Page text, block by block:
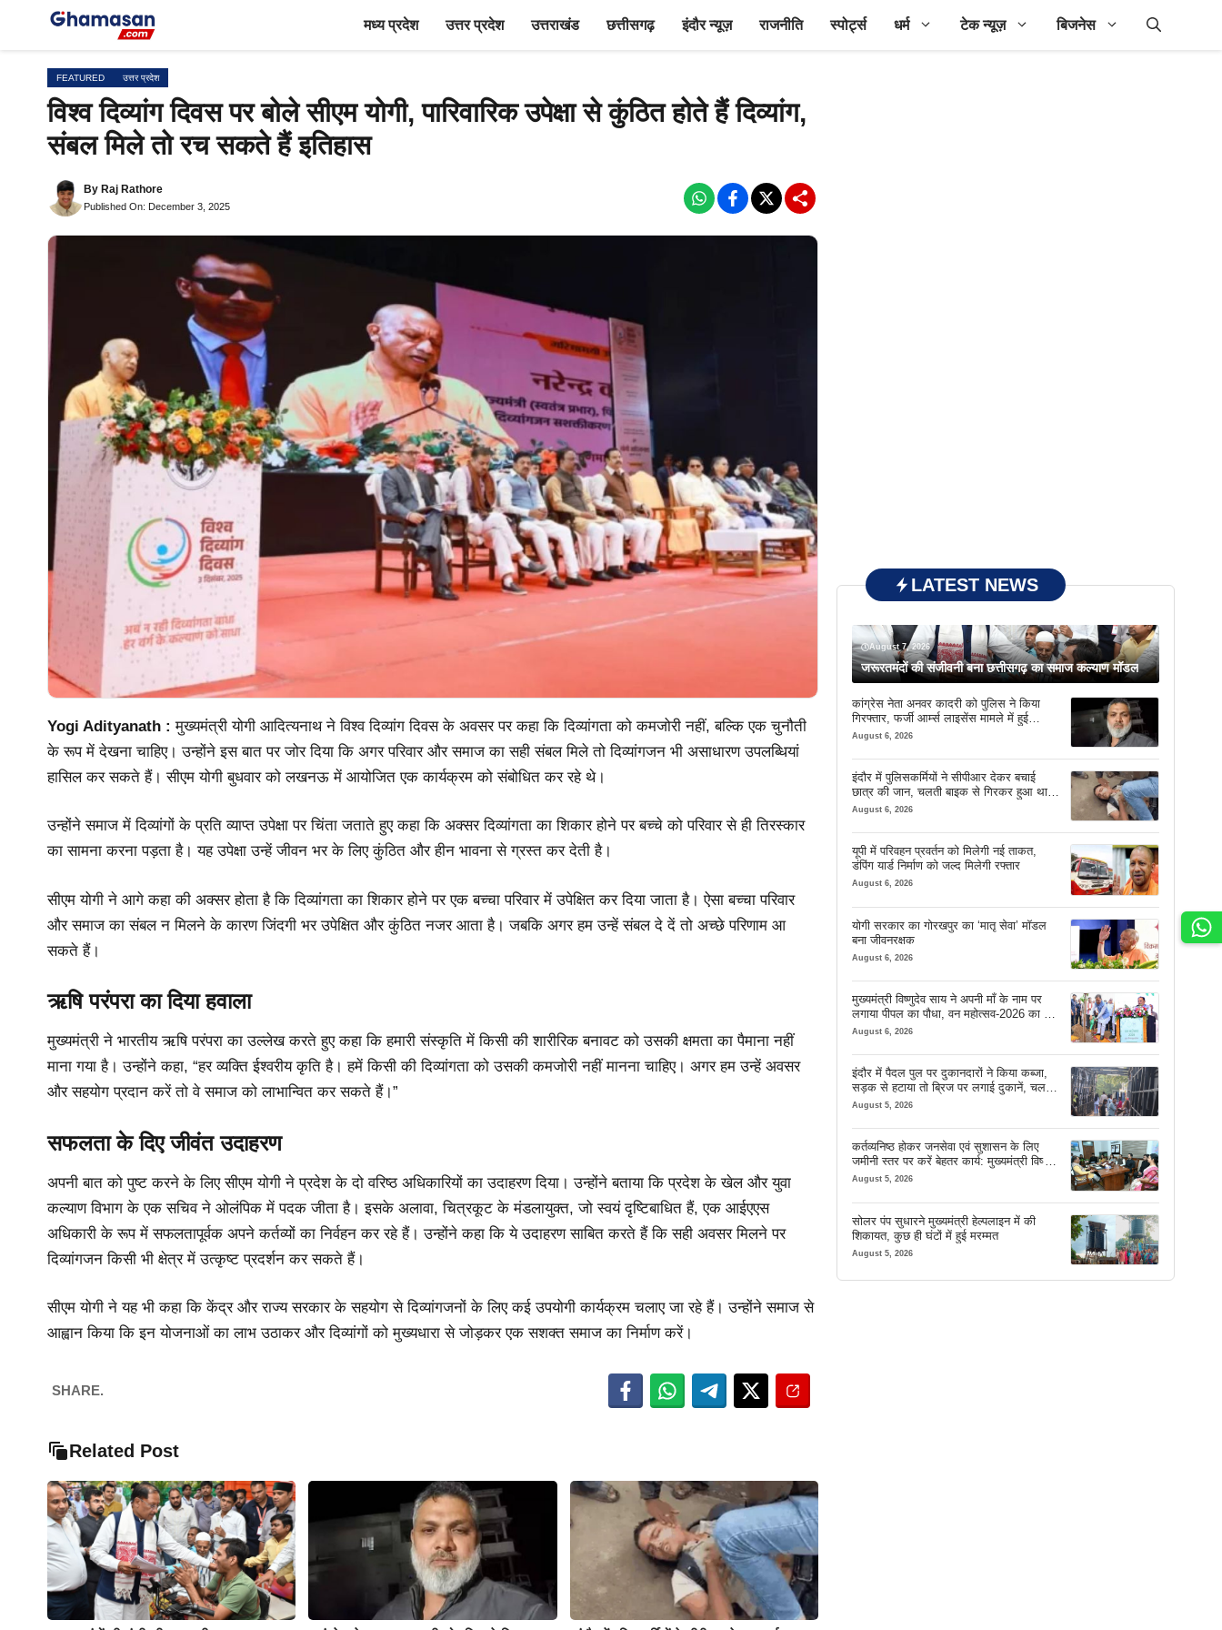
मध्य प्रदेश उत्तर प्रदेश उत्तराखंड छत्तीसगढ़ इंदौर न्यूज़ राजनीति स्पोर्ट्स धर्म टेक न्यूज़ बिजनेस
FEATURED उत्तर प्रदेश
विश्व दिव्यांग दिवस पर बोले सीएम योगी, पारिवारिक उपेक्षा से कुंठित होते हैं दिव्यांग,
संबल मिले तो रच सकते हैं इतिहास
By Raj Rathore
Published On: December 3, 2025
Yogi Adityanath : मुख्यमंत्री योगी आदित्यनाथ ने विश्व दिव्यांग दिवस के अवसर पर कहा कि दिव्यांगता को कमजोरी नहीं, बल्कि एक चुनौती
के रूप में देखना चाहिए। उन्होंने इस बात पर जोर दिया कि अगर परिवार और समाज का सही संबल मिले तो दिव्यांगजन भी असाधारण उपलब्धियां
हासिल कर सकते हैं। सीएम योगी बुधवार को लखनऊ में आयोजित एक कार्यक्रम को संबोधित कर रहे थे।
उन्होंने समाज में दिव्यांगों के प्रति व्याप्त उपेक्षा पर चिंता जताते हुए कहा कि अक्सर दिव्यांगता का शिकार होने पर बच्चे को परिवार से ही तिरस्कार
का सामना करना पड़ता है। यह उपेक्षा उन्हें जीवन भर के लिए कुंठित और हीन भावना से ग्रस्त कर देती है।
सीएम योगी ने आगे कहा की अक्सर होता है कि दिव्यांगता का शिकार होने पर एक बच्चा परिवार में उपेक्षित कर दिया जाता है। ऐसा बच्चा परिवार
और समाज का संबल न मिलने के कारण जिंदगी भर उपेक्षित और कुंठित नजर आता है। जबकि अगर हम उन्हें संबल दे दें तो अच्छे परिणाम आ
सकते हैं।
ऋषि परंपरा का दिया हवाला
मुख्यमंत्री ने भारतीय ऋषि परंपरा का उल्लेख करते हुए कहा कि हमारी संस्कृति में किसी की शारीरिक बनावट को उसकी क्षमता का पैमाना नहीं
माना गया है। उन्होंने कहा, “हर व्यक्ति ईश्वरीय कृति है। हमें किसी की दिव्यांगता को उसकी कमजोरी नहीं मानना चाहिए। अगर हम उन्हें अवसर
और सहयोग प्रदान करें तो वे समाज को लाभान्वित कर सकते हैं।”
सफलता के दिए जीवंत उदाहरण
अपनी बात को पुष्ट करने के लिए सीएम योगी ने प्रदेश के दो वरिष्ठ अधिकारियों का उदाहरण दिया। उन्होंने बताया कि प्रदेश के खेल और युवा
कल्याण विभाग के एक सचिव ने ओलंपिक में पदक जीता है। इसके अलावा, चित्रकूट के मंडलायुक्त, जो स्वयं दृष्टिबाधित हैं, एक आईएएस
अधिकारी के रूप में सफलतापूर्वक अपने कर्तव्यों का निर्वहन कर रहे हैं। उन्होंने कहा कि ये उदाहरण साबित करते हैं कि सही अवसर मिलने पर
दिव्यांगजन किसी भी क्षेत्र में उत्कृष्ट प्रदर्शन कर सकते हैं।
सीएम योगी ने यह भी कहा कि केंद्र और राज्य सरकार के सहयोग से दिव्यांगजनों के लिए कई उपयोगी कार्यक्रम चलाए जा रहे हैं। उन्होंने समाज से
आह्वान किया कि इन योजनाओं का लाभ उठाकर और दिव्यांगों को मुख्यधारा से जोड़कर एक सशक्त समाज का निर्माण करें।
SHARE.
Related Post
LATEST NEWS
August 7, 2026
जरूरतमंदों की संजीवनी बना छत्तीसगढ़ का समाज कल्याण मॉडल
कांग्रेस नेता अनवर कादरी को पुलिस ने किया
गिरफ्तार, फर्जी आर्म्स लाइसेंस मामले में हुई
कार्रवाई
August 6, 2026
इंदौर में पुलिसकर्मियों ने सीपीआर देकर बचाई
छात्र की जान, चलती बाइक से गिरकर हुआ था
बेहोश
August 6, 2026
यूपी में परिवहन प्रवर्तन को मिलेगी नई ताकत,
डंपिंग यार्ड निर्माण को जल्द मिलेगी रफ्तार
August 6, 2026
योगी सरकार का गोरखपुर का ‘मातृ सेवा’ मॉडल
बना जीवनरक्षक
August 6, 2026
मुख्यमंत्री विष्णुदेव साय ने अपनी माँ के नाम पर
लगाया पीपल का पौधा, वन महोत्सव-2026 का हुआ
शुभारंभ
August 6, 2026
इंदौर में पैदल पुल पर दुकानदारों ने किया कब्जा,
सड़क से हटाया तो ब्रिज पर लगाई दुकानें, चलने
की जगह भी नहीं मिल रही
August 5, 2026
कर्तव्यनिष्ठ होकर जनसेवा एवं सुशासन के लिए
जमीनी स्तर पर करें बेहतर कार्य: मुख्यमंत्री विष्णु
देव साय
August 5, 2026
सोलर पंप सुधारने मुख्यमंत्री हेल्पलाइन में की
शिकायत, कुछ ही घंटों में हुई मरम्मत
August 5, 2026